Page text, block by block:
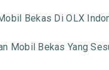
Bekas Di OLX
Mobil Bekas Yang